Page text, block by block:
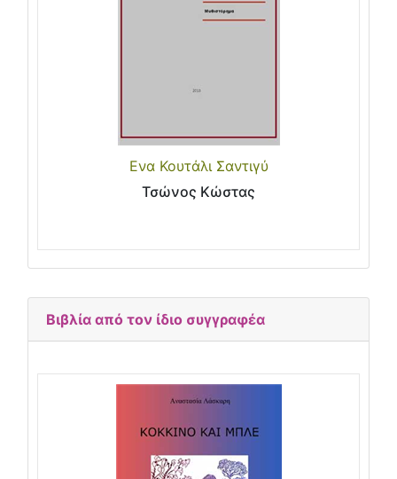
Ενα Κουτάλι Σαντιγύ
Τσώνος Κώστας
Βιβλία από τον ίδιο συγγραφέα